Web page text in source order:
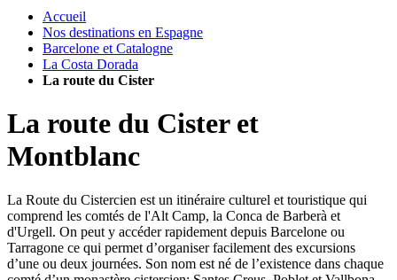
Accueil
Nos destinations en Espagne
Barcelone et Catalogne
La Costa Dorada
La route du Cister
La route du Cister et
Montblanc
La Route du Cistercien est un itinéraire culturel et touristique qui
comprend les comtés de l'Alt Camp, la Conca de Barberà et
d'Urgell. On peut y accéder rapidement depuis Barcelone ou
Tarragone ce qui permet d’organiser facilement des excursions
d’une ou deux journées. Son nom est né de l’existence dans chaque